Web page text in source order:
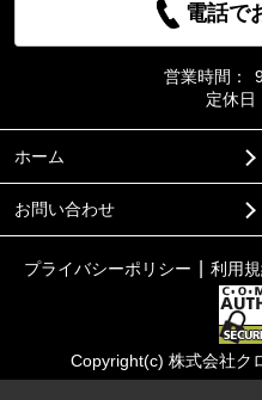
電話で
営業時間：
定休日
ホーム
お問い合わせ
プライバシーポリシー 利用
Copyright(c) 株式会社ク